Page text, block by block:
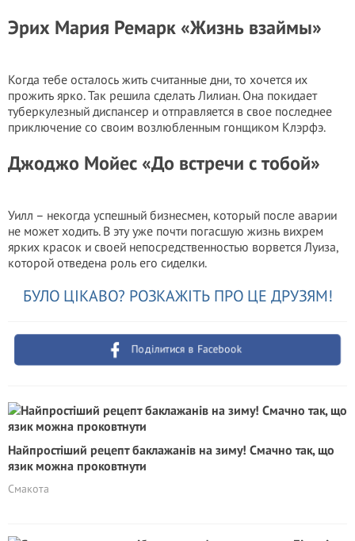
Эрих Мария Ремарк «Жизнь взаймы»
Когда тебе осталось жить считанные дни, то хочется их
прожить ярко. Так решила сделать Лилиан. Она покидает
туберкулезный диспансер и отправляется в свое последнее
приключение со своим возлюбленным гонщиком Клэрфэ.
Джоджо Мойес «До встречи с тобой»
Уилл – некогда успешный бизнесмен, который после аварии
не может ходить. В эту уже почти погасшую жизнь вихрем
ярких красок и своей непосредственностью ворвется Луиза,
которой отведена роль его сиделки.
БУЛО ЦІКАВО? РОЗКАЖІТЬ ПРО ЦЕ ДРУЗЯМ!
Поділитися в Facebook
Найпростіший рецепт баклажанів на зиму! Смачно так, що
язик можна проковтнути
Смакота